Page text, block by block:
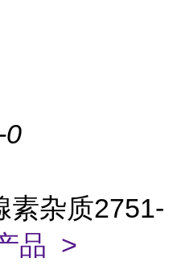
0
素杂质2751-
品 >